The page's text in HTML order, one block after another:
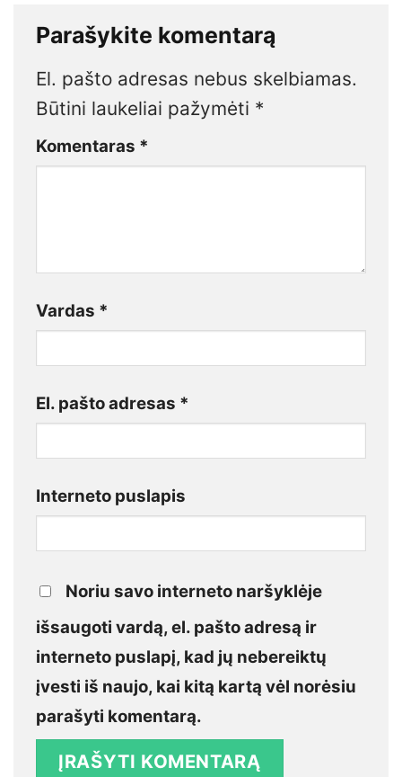
Parašykite komentarą
El. pašto adresas nebus skelbiamas.
Būtini laukeliai pažymėti *
Komentaras *
Vardas *
El. pašto adresas *
Interneto puslapis
Noriu savo interneto naršyklėje
išsaugoti vardą, el. pašto adresą ir
interneto puslapį, kad jų nebereiktų
įvesti iš naujo, kai kitą kartą vėl norėsiu
parašyti komentarą.